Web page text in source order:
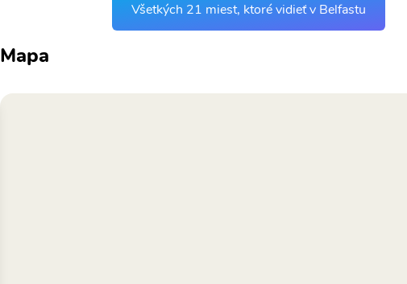
Všetkých 21 miest, ktoré vidieť v Belfastu
Mapa